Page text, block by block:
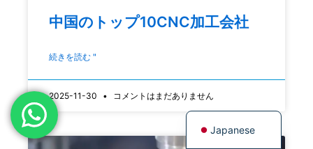
中国のトップ10CNC加工会社
続きを読む "
2025-11-30 コメントはまだありません
Japanese
Arabic
French